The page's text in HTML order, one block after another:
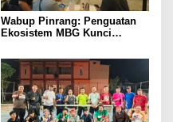
Wabup Pinrang: Penguatan
Ekosistem MBG Kunci
Kerakyatan